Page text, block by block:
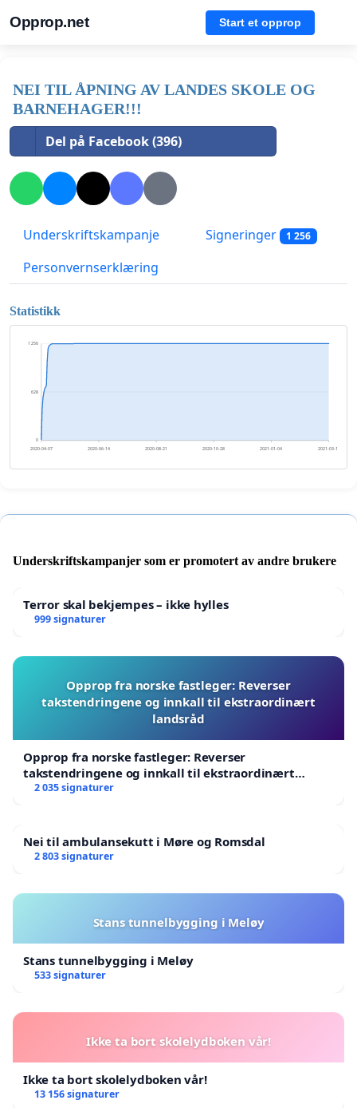
Opprop.net Start et opprop
NEI TIL ÅPNING AV LANDES SKOLE OG
BARNEHAGER!!!
Del på Facebook (396)
Underskriftskampanje Signeringer 1 256
Personvernserklæring
Statistikk
0
628
1 256
2020-04-07 2020-06-14 2020-08-21 2020-10-28 2021-01-04 2021-03-13
Underskriftskampanjer som er promotert av andre brukere
Terror skal bekjempes – ikke hylles
999 signaturer
Opprop fra norske fastleger: Reverser
takstendringene og innkall til ekstraordinært
landsråd
Opprop fra norske fastleger: Reverser
takstendringene og innkall til ekstraordinært
landsråd
2 035 signaturer
Nei til ambulansekutt i Møre og Romsdal
2 803 signaturer
Stans tunnelbygging i Meløy
Stans tunnelbygging i Meløy
533 signaturer
Ikke ta bort skolelydboken vår!
Ikke ta bort skolelydboken vår!
13 156 signaturer